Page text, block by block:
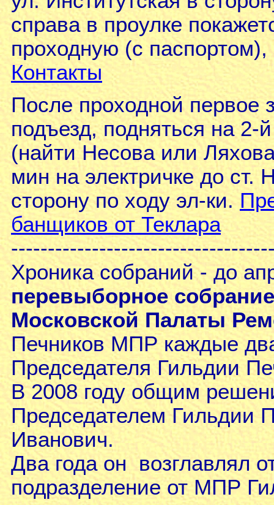
справа в проулке
проходную (с
Контакты
После проходной первое
подъезд, подняться на 2-
(найти Несова или
мин на электричке до
сторону по ходу эл-ки.
банщиков от Теклара
Хроника собраний - до
перевыборное
Московской Палаты
Печников МПР каждые
Председателя Гильдии
В 2008 году общим
Председателем Гильдии
Иванович.
Два года он возглавлял
подразделение от МПР